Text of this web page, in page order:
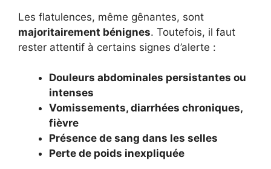
Les flatulences, même gênantes, sont
majoritairement bénignes. Toutefois, il faut
rester attentif à certains signes d’alerte :
Douleurs abdominales persistantes ou
intenses
Vomissements, diarrhées chroniques,
fièvre
Présence de sang dans les selles
Perte de poids inexpliquée